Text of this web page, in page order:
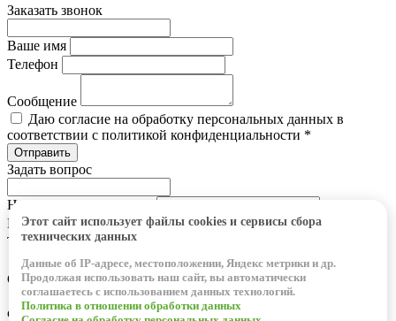
Заказать звонок
Ваше имя
Телефон
Сообщение
Даю согласие на обработку персональных данных в
соответствии с политикой конфиденциальности *
Задать вопрос
Наименование позиции
Ваше имя
Телефон
Сообщение
Даю согласие на обработку персональных данных в
соответствии с политикой конфиденциальности *
Этот сайт использует файлы cookies и сервисы сбора
технических данных
Данные об IP-адресе, местоположении, Яндекс метрики и др.
Продолжая использовать наш сайт, вы автоматически
соглашаетесь с использованием данных технологий.
Политика в отношении обработки данных